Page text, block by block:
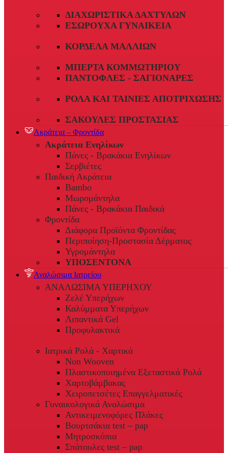
ΔΙΑΧΩΡΙΣΤΙΚΆ ΔΑΧΤΎΛΩΝ
ΕΣΏΡΟΥΧΑ ΓΥΝΑΙΚΕΊΑ
ΚΟΡΔΈΛΑ ΜΑΛΛΙΏΝ
ΜΠΈΡΤΑ ΚΟΜΜΩΤΗΡΊΟΥ
ΠΑΝΤΌΦΛΕΣ - ΣΑΓΙΟΝΆΡΕΣ
ΡΟΛΆ ΚΑΙ ΤΑΙΝΊΕΣ ΑΠΟΤΡΊΧΩΣΗΣ
ΣΑΚΟΎΛΕΣ ΠΡΟΣΤΑΣΊΑΣ
Ακράτεια – Φροντίδα
Ακράτεια Ενηλίκων
Πάνες - Βρακάκια Ενηλίκων
Σερβιέτες
Παιδική Ακράτεια
Bambo
Μωρομάντηλα
Πάνες - Βρακάκια Παιδικά
Φροντίδα
Διάφορα Προϊόντα Φροντίδας
Περιποίηση-Προστασία Δέρματος
Υγρομάντηλα
ΥΠΟΣΕΝΤΟΝΑ
Αναλώσιμα Ιατρείου
ΑΝΑΛΩΣΙΜΑ ΥΠΕΡΗΧΟΥ
Ζελέ Υπερήχων
Καλύμματα Υπερήχων
Λιπαντικά Gel
Προφυλακτικά
Ιατρικά Ρολά - Χαρτικά
Non Wooven
Πλαστικοποιημένα Εξεταστικά Ρολά
Χαρτοβάμβακας
Χειροπετσέτες Επαγγελματικές
Γυναικολογικά Αναλώσιμα
Αντικειμενοφόρες Πλάκες
Βουρτσάκια test – pap
Μητροσκόπια
Σπάτουλες test – pap